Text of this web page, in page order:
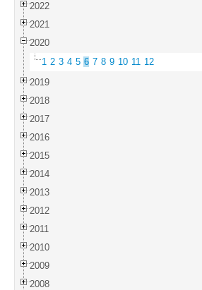
2022
2021
2020
1 2 3 4 5 6 7 8 9 10 11 12
2019
2018
2017
2016
2015
2014
2013
2012
2011
2010
2009
2008